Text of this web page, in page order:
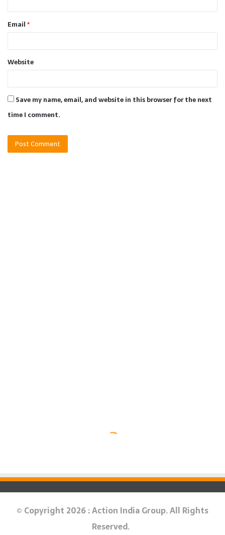
© Copyright 2026 : Action India Group. All Rights
Reserved.